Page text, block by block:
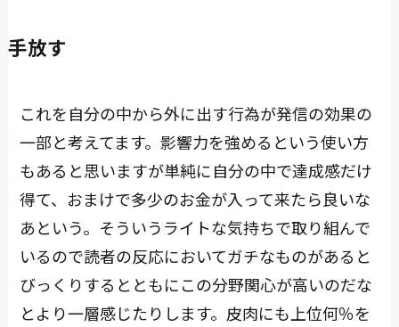
手放す
これを自分の中から外に出す行為が発信の効果の
一部と考えてます。影響力を強めるという使い方
もあると思いますが単純に自分の中で達成感だけ
得て、おまけで多少のお金が入って来たら良いな
あという。そういうライトな気持ちで取り組んで
いるので読者の反応においてガチなものがあると
びっくりするとともにこの分野関心が高いのだな
とより一層感じたりします。皮肉にも上位何％を